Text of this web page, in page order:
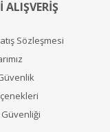
ALIŞVERİŞ
Sözleşmesi
Güvenliği